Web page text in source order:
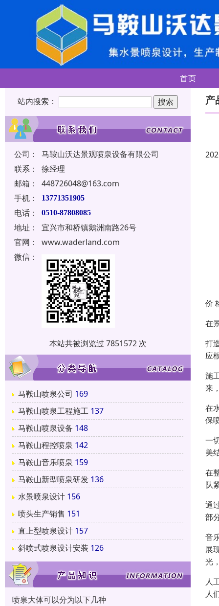
首页
站内搜索：
公司：
马鞍山沃达景观喷泉设备有限公司
联系：
徐经理
邮箱：
448726048@163.com
手机：
13771351905
电话： 0510-87808085
地址：
宜兴市和桥镇鹅洲南路26号
官网：
www.waderland.com
微信：
本站共被浏览过 7851572 次
马鞍山喷泉公司 169
马鞍山喷泉工程施工 137
马鞍山喷泉设备 148
马鞍山程控喷泉 142
马鞍山音乐喷泉 159
马鞍山新型喷泉研发 136
水景喷泉设计 156
喷头生产销售 151
直上型喷泉设计 157
斜喷式喷泉设计安装 126
喷泉大体可以分为以下几种
产
价
在
打
应
施
来
在
保
一
美
在
队
通
部
音
展
光
人
人